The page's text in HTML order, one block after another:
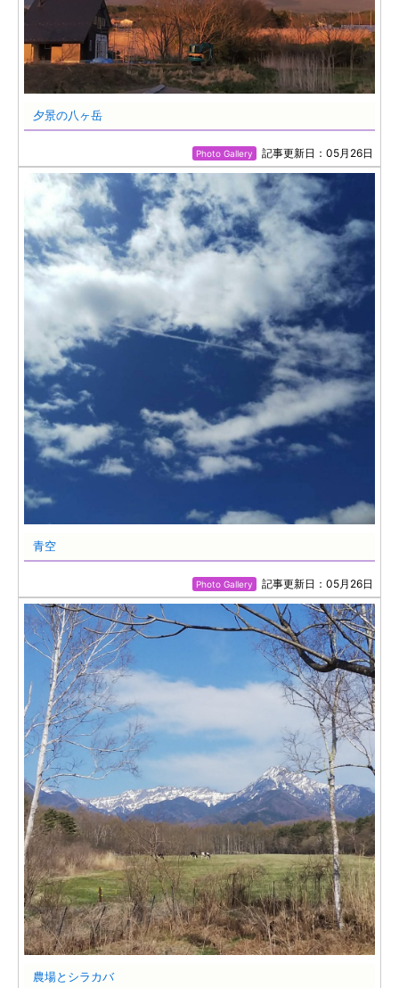
夕景の八ヶ岳
Photo Gallery 記事更新日：05月26日
青空
Photo Gallery 記事更新日：05月26日
農場とシラカバ